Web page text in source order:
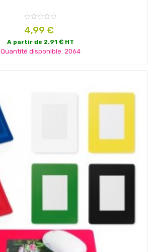
Prix
4,99 €
A partir de 2.91 € HT
Quantité disponible: 2064